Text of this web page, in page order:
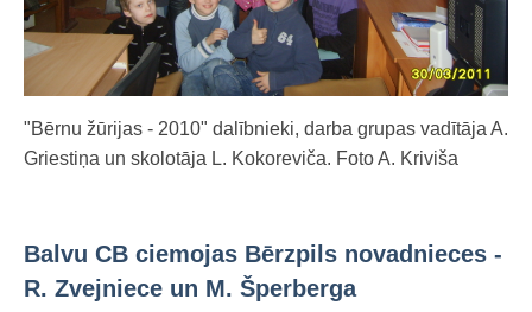
"Bērnu žūrijas - 2010" dalībnieki, darba grupas vadītāja A.
Griestiņa un skolotāja L. Kokoreviča. Foto A. Kriviša
Balvu CB ciemojas Bērzpils novadnieces -
R. Zvejniece un M. Šperberga